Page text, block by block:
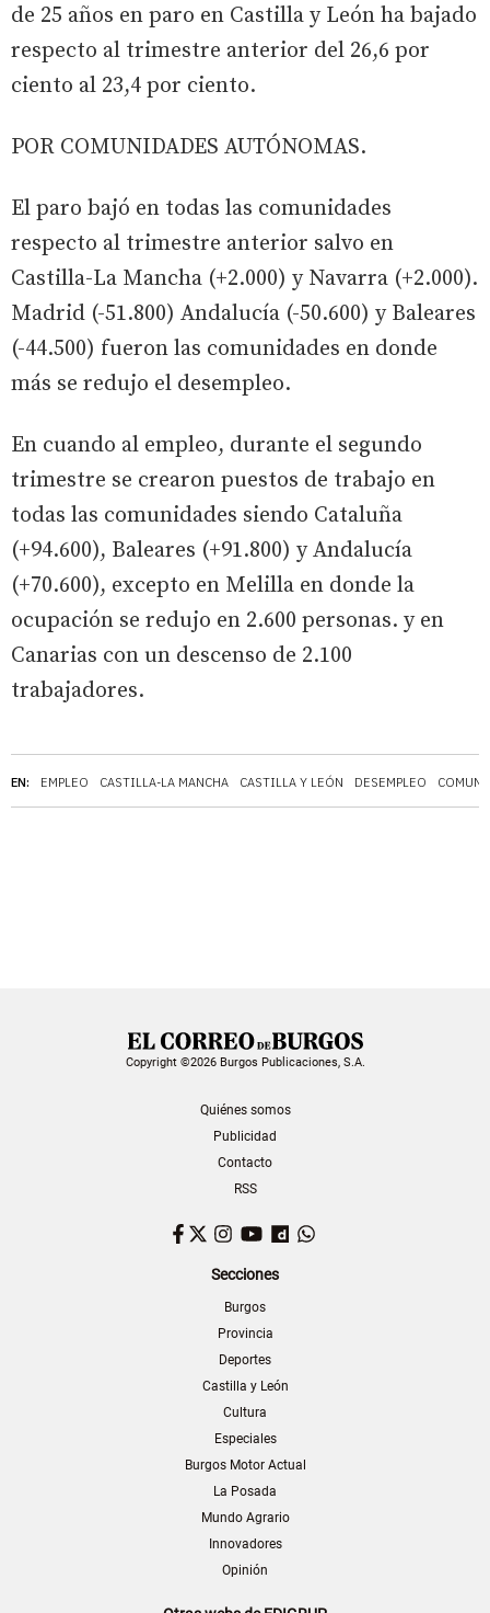
EN: EMPLEO CASTILLA-LA MANCHA CASTILLA Y LEÓN DESEMPLEO
de 25 años en paro en Castilla y León ha bajado
respecto al trimestre anterior del 26,6 por
ciento al 23,4 por ciento.
POR COMUNIDADES AUTÓNOMAS.
El paro bajó en todas las comunidades
respecto al trimestre anterior salvo en
Castilla-La Mancha (+2.000) y Navarra (+2.000).
Madrid (-51.800) Andalucía (-50.600) y Baleares
(-44.500) fueron las comunidades en donde
más se redujo el desempleo.
En cuando al empleo, durante el segundo
trimestre se crearon puestos de trabajo en
todas las comunidades siendo Cataluña
(+94.600), Baleares (+91.800) y Andalucía
(+70.600), excepto en Melilla en donde la
ocupación se redujo en 2.600 personas. y en
Canarias con un descenso de 2.100
trabajadores.
Copyright ©2026 Burgos Publicaciones, S.A.
Quiénes somos
Publicidad
Contacto
RSS
Facebook
TwitterInstagram
YouTubeDailymotion
Secciones
Burgos
Provincia
Deportes
Castilla y León
Cultura
Especiales
Burgos Motor Actual
La Posada
Mundo Agrario
Innovadores
Opinión